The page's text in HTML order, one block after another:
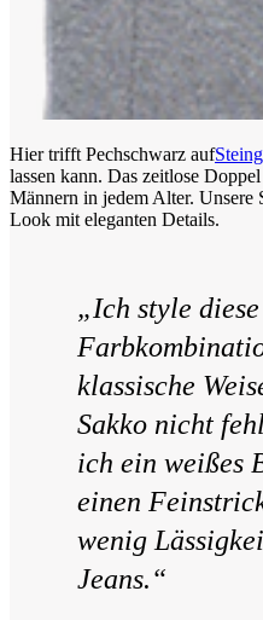
Hier trifft Pechschwarz auf
lassen kann. Das zeitlose
Männern in jedem Alter. Unsere
Look mit eleganten Details.
„Ich style
klassische
Sakko nicht
ich ein weißes
einen
wenig
Jeans.“